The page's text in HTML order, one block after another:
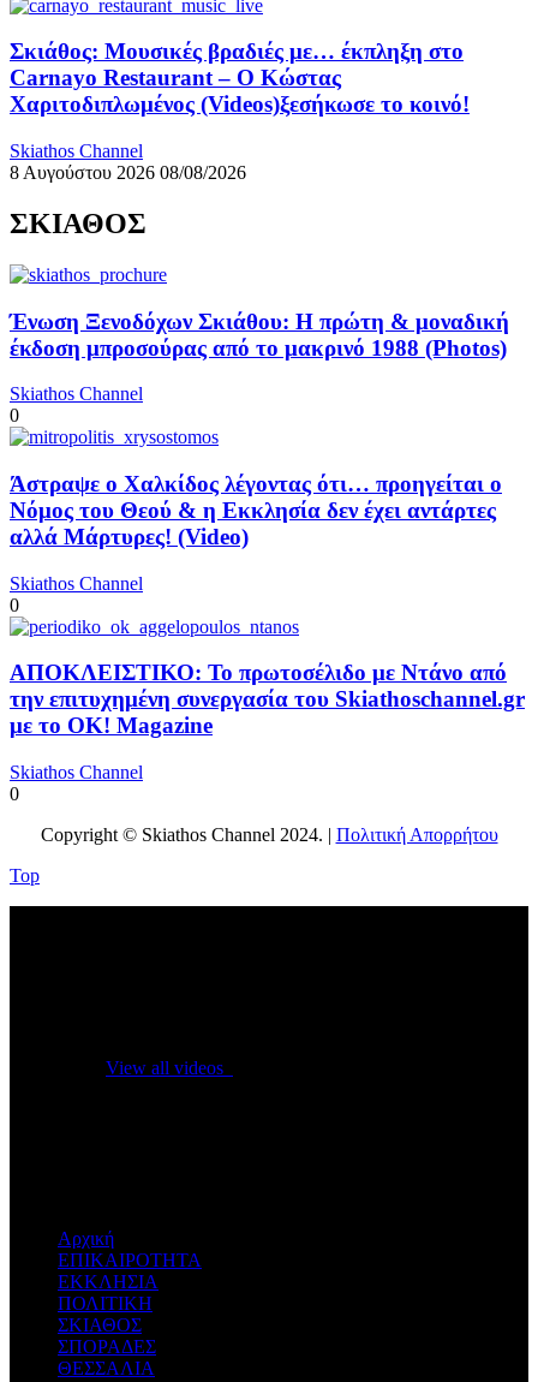
Σκιάθος: Μουσικές βραδιές με… έκπληξη στο
Carnayo Restaurant – Ο Κώστας
Χαριτοδιπλωμένος (Videos)ξεσήκωσε το κοινό!
Skiathos Channel
8 Αυγούστου 2026 08/08/2026
ΣΚΙΑΘΟΣ
Ένωση Ξενοδόχων Σκιάθου: Η πρώτη & μοναδική
έκδοση μπροσούρας από το μακρινό 1988 (Photos)
Skiathos Channel
0
Άστραψε ο Χαλκίδος λέγοντας ότι… προηγείται ο
Νόμος του Θεού & η Εκκλησία δεν έχει αντάρτες
αλλά Μάρτυρες! (Video)
Skiathos Channel
0
ΑΠΟΚΛΕΙΣΤΙΚΟ: Το πρωτοσέλιδο με Ντάνο από
την επιτυχημένη συνεργασία του Skiathoschannel.gr
με το OK! Magazine
Skiathos Channel
0
Copyright © Skiathos Channel 2024. | Πολιτική Απορρήτου
Top
View all videos
Αρχική
ΕΠΙΚΑΙΡΟΤΗΤΑ
ΕΚΚΛΗΣΙΑ
ΠΟΛΙΤΙΚΗ
ΣΚΙΑΘΟΣ
ΣΠΟΡΑΔΕΣ
ΘΕΣΣΑΛΙΑ